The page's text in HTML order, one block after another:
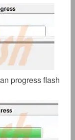
progress flash